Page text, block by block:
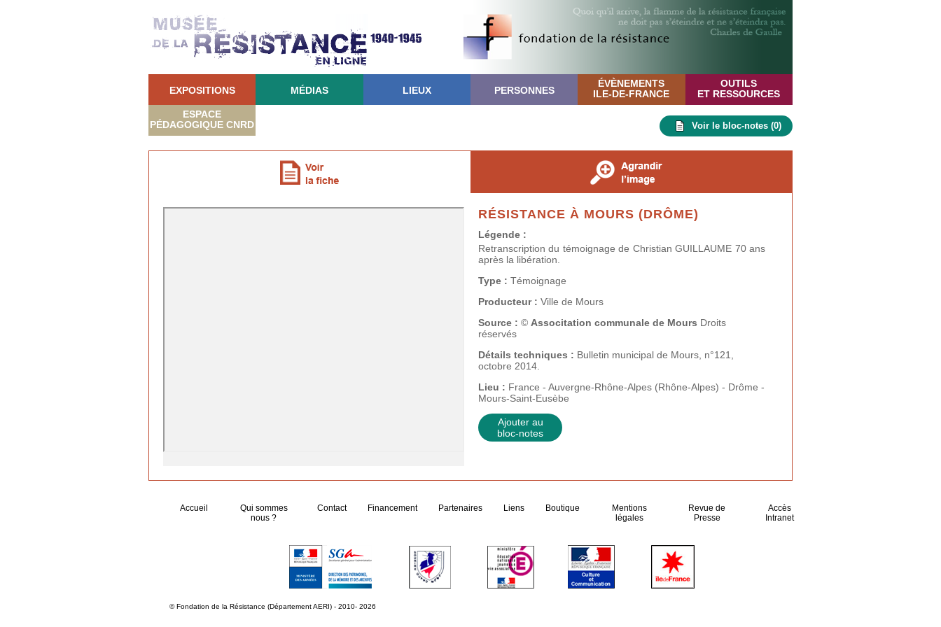
EXPOSITIONS MÉDIAS LIEUX PERSONNES
ÉVÈNEMENTS
ILE-DE-FRANCE
OUTILS
ET RESSOURCES
ESPACE
PÉDAGOGIQUE CNRD Voir le bloc-notes (0)
RÉSISTANCE À MOURS (DRÔME)
Légende :
Retranscription du témoignage de Christian GUILLAUME 70 ans
après la libération.
Type : Témoignage
Producteur : Ville de Mours
Source : © Associtation communale de Mours Droits
réservés
Détails techniques : Bulletin municipal de Mours, n°121,
octobre 2014.
Lieu : France - Auvergne-Rhône-Alpes (Rhône-Alpes) - Drôme -
Mours-Saint-Eusèbe
Ajouter au
bloc-notes
Accueil
Qui sommes
nous ?
Contact Financement Partenaires Liens Boutique
Mentions
légales
Revue de
Presse
Accès
Intranet
© Fondation de la Résistance (Département AERI) - 2010- 2026